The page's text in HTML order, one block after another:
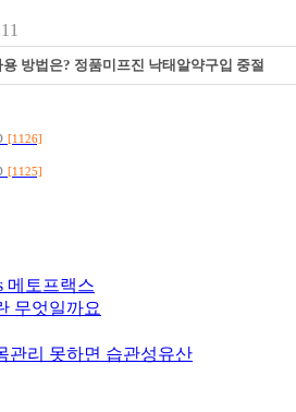
방법은? 정품미프진 낙태알약구입 중절
[1126]
[1125]
메토프랙스
무엇일까요
관리 못하면 습관성유산